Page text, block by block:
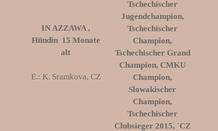
IN AZZAWA,
Hündin 15 Monate
alt
E.: K. Sramkova, CZ
Tschechischer
Jugendchampion,
Tschechischer
Champion,
Tschechischer Grand
Champion, CMKU
Champion,
Slowakischer
Champion,
Tschechischer
Clubsieger 2015, ´CZ